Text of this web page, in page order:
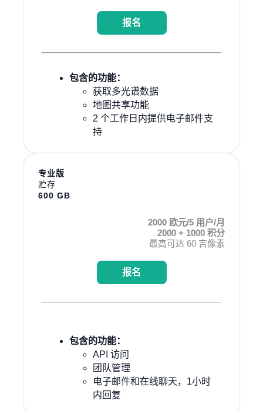
报名
包含的功能：
获取多光谱数据
地图共享功能
2 个工作日内提供电子邮件支
持
专业版
贮存
600 GB
2000 欧元/5 用户/月
2000 + 1000 积分
最高可达 60 吉像素
报名
包含的功能：
API 访问
团队管理
电子邮件和在线聊天，1小时
内回复